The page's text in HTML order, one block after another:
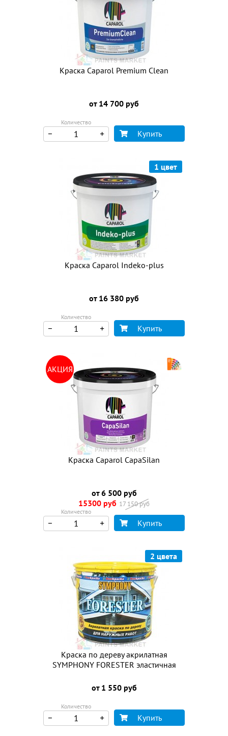
Краска Caparol Premium Clean
от 14 700 руб
Количество
Купить
1 цвет
Краска Caparol Indeko-plus
от 16 380 руб
Количество
Купить
АКЦИЯ
Краска Caparol CapaSilan
от 6 500 руб
15300 руб 17 150 руб
Количество
Купить
2 цвета
Краска по дереву акрилатная
SYMPHONY FORESTER эластичная
от 1 550 руб
Количество
Купить